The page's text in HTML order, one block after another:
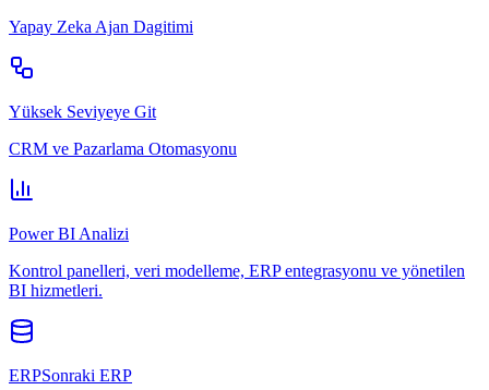
Yapay Zeka Ajan Dagitimi
Yüksek Seviyeye Git
CRM ve Pazarlama Otomasyonu
Power BI Analizi
Kontrol panelleri, veri modelleme, ERP entegrasyonu ve yönetilen
BI hizmetleri.
ERPSonraki ERP